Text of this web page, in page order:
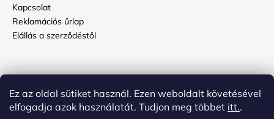
Ez az oldal sütiket használ. Ezen weboldalt követésével
elfogadja azok használatát. Tudjon meg többet itt..
Kapcsolat
Reklamációs űrlap
Elállás a szerződéstől
Hogyan kell ápolni a topbőröndöt?
Hogyan állítsuk be a kódot a bőrönd számzárján?